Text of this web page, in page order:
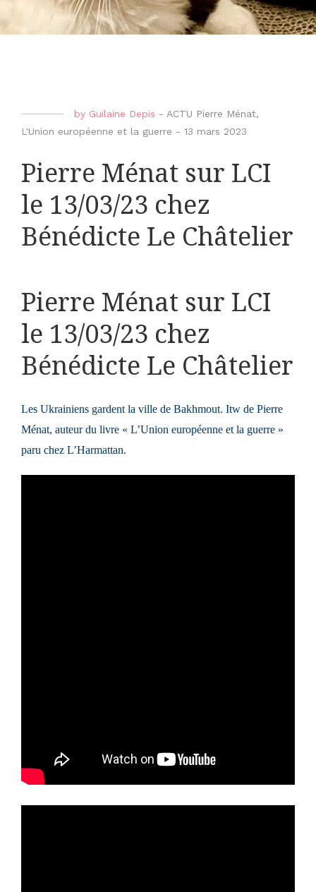
by Guilaine Depis - ACTU Pierre Ménat,
L'Union européenne et la guerre - 13 mars 2023
Pierre Ménat sur LCI
le 13/03/23 chez
Bénédicte Le Châtelier
Pierre Ménat sur LCI
le 13/03/23 chez
Bénédicte Le Châtelier
Les Ukrainiens gardent la ville de Bakhmout. Itw de Pierre
Ménat, auteur du livre « L’Union européenne et la guerre »
paru chez L’Harmattan.